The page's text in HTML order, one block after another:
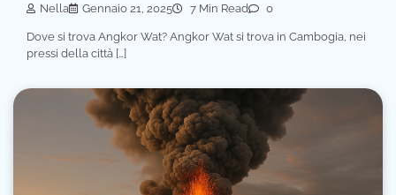
Nella Gennaio 21, 2025 7 Min Read 0
Dove si trova Angkor Wat? Angkor Wat si trova in Cambogia, nei
pressi della città […]